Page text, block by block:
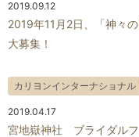
2019.09.12
2019年11月2日、「神々
大募集！
カリヨンインターナショナル
2019.04.17
宮地嶽神社 ブライダル